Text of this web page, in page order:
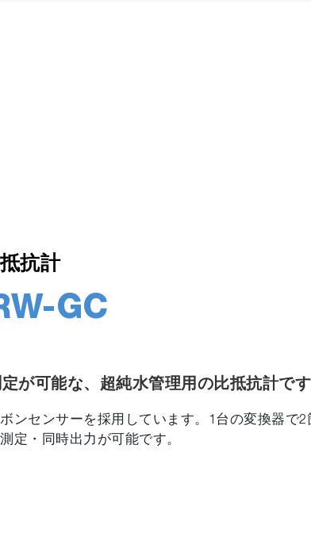
抗計
GC
が可能な、超純水管理用の比抵抗計です
ンセンサーを採用しています。1台の変換器で2
定・同時出力が可能です。